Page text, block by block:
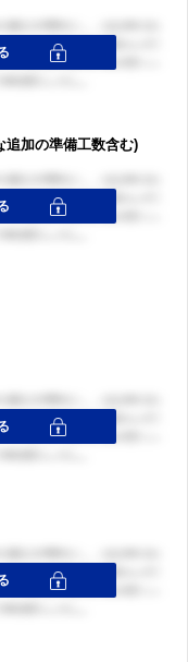
追加の準備工数含む)